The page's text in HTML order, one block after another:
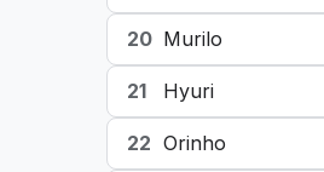
20 Murilo
21 Hyuri
22 Orinho